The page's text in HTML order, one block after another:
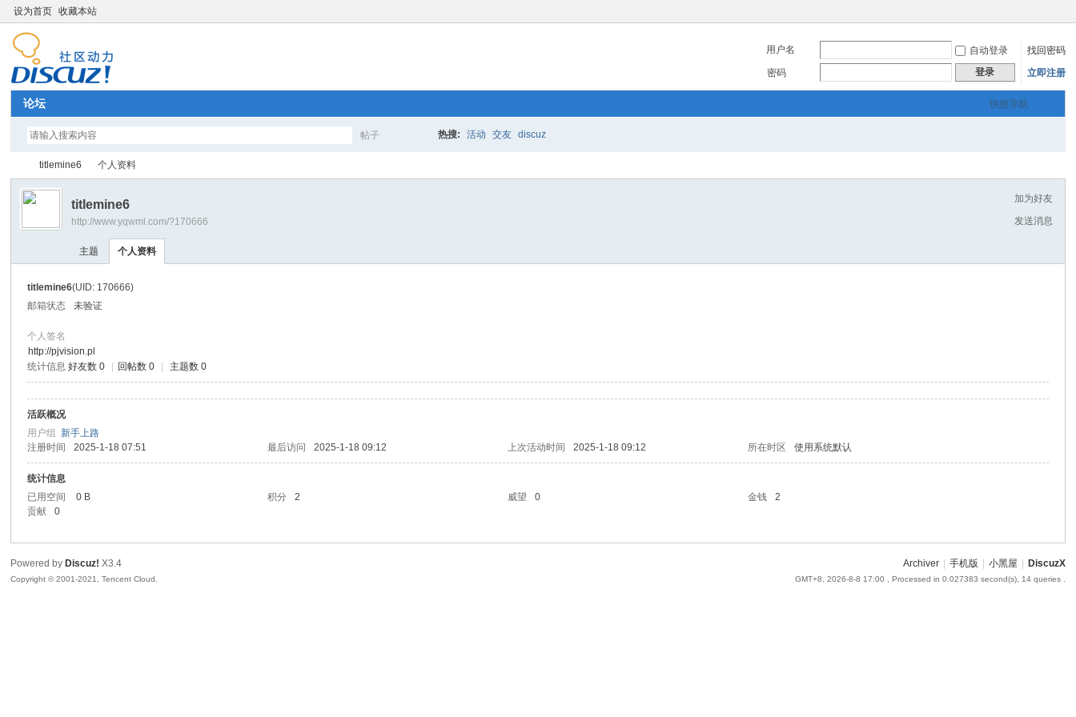
设为首页 收藏本站
用户名 自动登录
找回密码
密码
登录 立即注册
快捷导航
论坛
帖子 热搜: 活动 交友 discuz
›
titlemine6 个人资料
加为好友
发送消息
titlemine6
http://www.yqwml.com/?170666
主题 个人资料
titlemine6(UID: 170666)
邮箱状态
未验证
个人签名
http://pjvision.pl
统计信息 好友数 0 回帖数 0 主题数 0
活跃概况
用户组新手上路
注册时间
2025-1-18 07:51 最后访问 2025-1-18 09:12 上次活动时间 2025-1-18 09:12 所在时区 使用系统默认
统计信息
已用空间
0 B 积分 2 威望 0 金钱
2
贡献
0
Archiver 手机版 小黑屋 DiscuzX
GMT+8, 2026-8-8 17:00 , Processed in 0.027383 second(s), 14 queries .
Powered by Discuz! X3.4
Copyright © 2001-2021, Tencent Cloud.